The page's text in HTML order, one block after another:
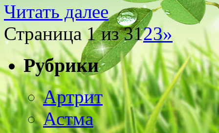
Читать далее
Страница 1 из 3123»
Рубрики
Артрит
Астма